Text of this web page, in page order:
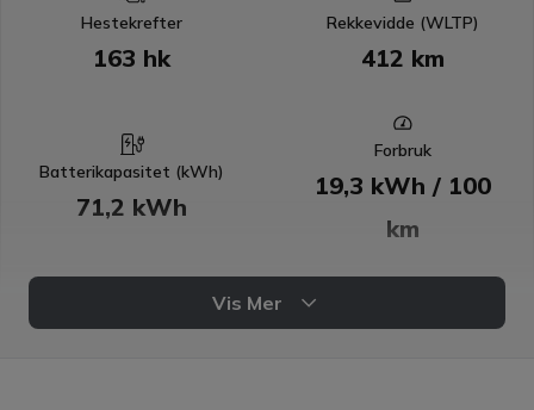
Hestekrefter
163 hk
Rekkevidde (WLTP)
412 km
Batterikapasitet (kWh)
71,2 kWh
Forbruk
19,3 kWh / 100
km
Vis Mer